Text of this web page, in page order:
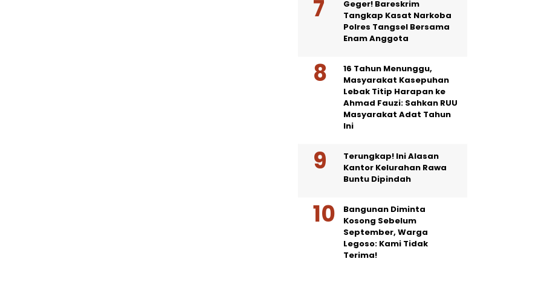
Geger! Bareskrim
Tangkap Kasat Narkoba
Polres Tangsel Bersama
Enam Anggota
16 Tahun Menunggu,
Masyarakat Kasepuhan
Lebak Titip Harapan ke
Ahmad Fauzi: Sahkan RUU
Masyarakat Adat Tahun
Ini
Terungkap! Ini Alasan
Kantor Kelurahan Rawa
Buntu Dipindah
Bangunan Diminta
Kosong Sebelum
September, Warga
Legoso: Kami Tidak
Terima!